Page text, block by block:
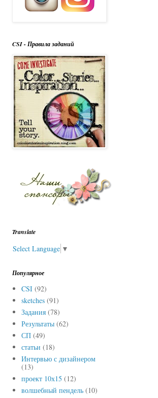
CSI - Правила заданий
Translate
Select Language ▼
Популярное
CSI (92)
sketches (91)
Задания (78)
Результаты (62)
СП (49)
статьи (18)
Интервью с дизайнером
(13)
проект 10х15 (12)
волшебный пендель (10)